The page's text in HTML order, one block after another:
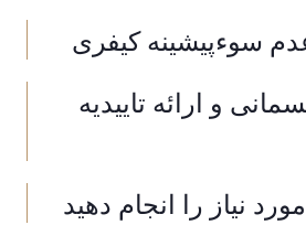
سوء‌پیشینه کیفری
و ارائه تاییدیه
نیاز را انجام دهید